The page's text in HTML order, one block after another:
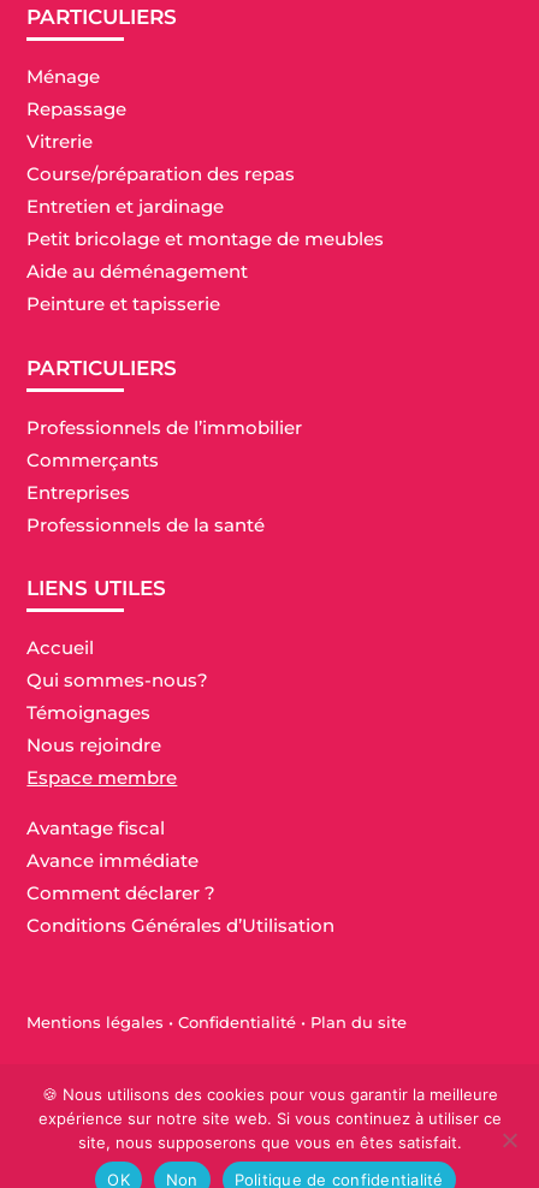
PARTICULIERS
Ménage
Repassage
Vitrerie
Course/préparation des repas
Entretien et jardinage
Petit bricolage et montage de meubles
Aide au déménagement
Peinture et tapisserie
PARTICULIERS
Professionnels de l’immobilier
Commerçants
Entreprises
Professionnels de la santé
LIENS UTILES
Accueil
Qui sommes-nous?
Témoignages
Nous rejoindre
Espace membre
Avantage fiscal
Avance immédiate
Comment déclarer ?
Conditions Générales d’Utilisation
Mentions légales •Confidentialité • Plan du site
Fait avec ♡ en Bretagne parBreizh tandem
🍪 Nous utilisons des cookies pour vous garantir la meilleure
expérience sur notre site web. Si vous continuez à utiliser ce
site, nous supposerons que vous en êtes satisfait.
OK
Non Politique de confidentialité